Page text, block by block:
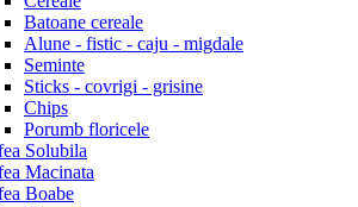
Batoane cereale
Alune - fistic - caju - migdale
Seminte
Sticks - covrigi - grisine
Chips
Porumb floricele
Solubila
Macinata
Boabe